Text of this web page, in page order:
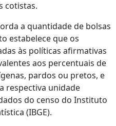
cotistas.
a quantidade de bolsas
estabelece que os
às políticas afirmativas
aos percentuais de
pardos ou pretos, e
respectiva unidade
do censo do Instituto
(IBGE).